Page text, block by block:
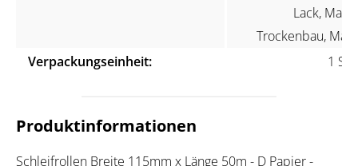
Lack,
Trockenbau,
Verpackungseinheit:
1
Produktinformationen
Schleifrollen Breite 115mm x Länge 50m - D Papier -